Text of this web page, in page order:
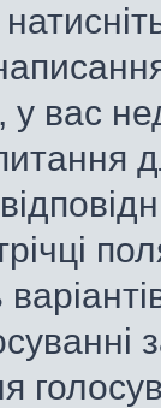
у вас